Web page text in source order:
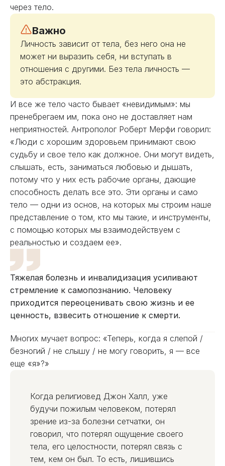
через тело.
Важно
Личность зависит от тела, без него она не
может ни выразить себя, ни вступать в
отношения с другими. Без тела личность —
это абстракция.
И все же тело часто бывает «невидимым»: мы
пренебрегаем им, пока оно не доставляет нам
неприятностей. Антрополог Роберт Мерфи говорил:
«Люди с хорошим здоровьем принимают свою
судьбу и свое тело как должное. Они могут видеть,
слышать, есть, заниматься любовью и дышать,
потому что у них есть рабочие органы, дающие
способность делать все это. Эти органы и само
тело — одни из основ, на которых мы строим наше
представление о том, кто мы такие, и инструменты,
с помощью которых мы взаимодействуем с
реальностью и создаем ее».
Тяжелая болезнь и инвалидизация усиливают
стремление к самопознанию. Человеку
приходится переоценивать свою жизнь и ее
ценность, взвесить отношение к смерти.
Многих мучает вопрос: «Теперь, когда я слепой /
безногий / не слышу / не могу говорить, я — все
еще «я»?»
Когда религиовед Джон Халл, уже
будучи пожилым человеком, потерял
зрение из-за болезни сетчатки, он
говорил, что потерял ощущение своего
тела, его целостности, потерял связь с
тем, кем он был. То есть, лишившись